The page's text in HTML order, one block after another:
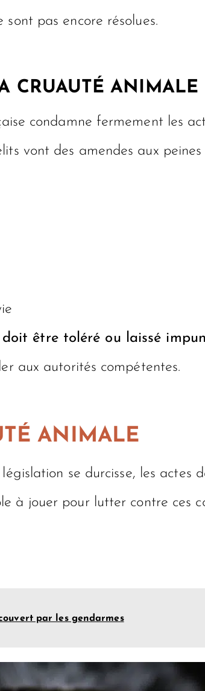
pas encore résolues.
CRUAUTÉ ANIMALE
condamne fermement les
vont des amendes aux
être toléré ou laissé
aux autorités compétentes.
ANIMALE
se durcisse, les actes
à jouer pour lutter contre ces
par les gendarmes